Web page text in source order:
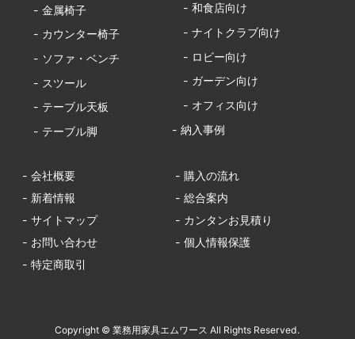
- 金属椅子
- カウンター椅子
- ソファ・ベンチ
- スツール
- テーブル天板
- テーブル脚
- 和食店向け
- ナイトクラブ向け
- ロビー向け
- ガーデン向け
- オフィス向け
- 納入事例
- 会社概要
- 購入の流れ
- 新着情報
- 総合案内
- サイトマップ
- カンタンお見積り
- お問い合わせ
- 個人情報保護
- 特定商取引
Copyright © 業務用家具エムワース All Rights Reserved.